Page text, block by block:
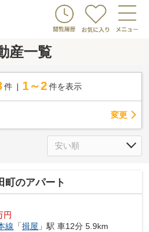
産一覧
件 1～2 件を表示
変更
町のアパート
円
線 「揖屋 」駅 車12分 5.9km